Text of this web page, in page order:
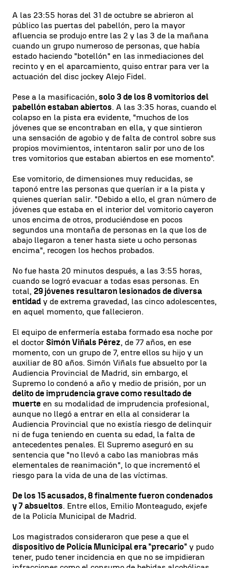
A las 23:55 horas del 31 de octubre se abrieron al
público las puertas del pabellón, pero la mayor
afluencia se produjo entre las 2 y las 3 de la mañana
cuando un grupo numeroso de personas, que había
estado haciendo "botellón" en las inmediaciones del
recinto y en el aparcamiento, quiso entrar para ver la
actuación del disc jockey Alejo Fidel.
Pese a la masificación, solo 3 de los 8 vomitorios del
pabellón estaban abiertos. A las 3:35 horas, cuando el
colapso en la pista era evidente, "muchos de los
jóvenes que se encontraban en ella, y que sintieron
una sensación de agobio y de falta de control sobre sus
propios movimientos, intentaron salir por uno de los
tres vomitorios que estaban abiertos en ese momento".
Ese vomitorio, de dimensiones muy reducidas, se
taponó entre las personas que querían ir a la pista y
quienes querían salir. "Debido a ello, el gran número de
jóvenes que estaba en el interior del vomitorio cayeron
unos encima de otros, produciéndose en pocos
segundos una montaña de personas en la que los de
abajo llegaron a tener hasta siete u ocho personas
encima", recogen los hechos probados.
No fue hasta 20 minutos después, a las 3:55 horas,
cuando se logró evacuar a todas esas personas. En
total, 29 jóvenes resultaron lesionados de diversa
entidad y de extrema gravedad, las cinco adolescentes,
en aquel momento, que fallecieron.
El equipo de enfermería estaba formado esa noche por
el doctor Simón Viñals Pérez, de 77 años, en ese
momento, con un grupo de 7, entre ellos su hijo y un
auxiliar de 80 años. Simón Viñals fue absuelto por la
Audiencia Provincial de Madrid, sin embargo, el
Supremo lo condenó a año y medio de prisión, por un
delito de imprudencia grave como resultado de
muerte en su modalidad de imprudencia profesional,
aunque no llegó a entrar en ella al considerar la
Audiencia Provincial que no existía riesgo de delinquir
ni de fuga teniendo en cuenta su edad, la falta de
antecedentes penales. El Supremo aseguró en su
sentencia que "no llevó a cabo las maniobras más
elementales de reanimación", lo que incrementó el
riesgo para la vida de una de las víctimas.
De los 15 acusados, 8 finalmente fueron condenados
y 7 absueltos. Entre ellos, Emilio Monteagudo, exjefe
de la Policía Municipal de Madrid.
Los magistrados consideraron que pese a que el
dispositivo de Policía Municipal era "precario" y pudo
tener, pudo tener incidencia en que no se impidieran